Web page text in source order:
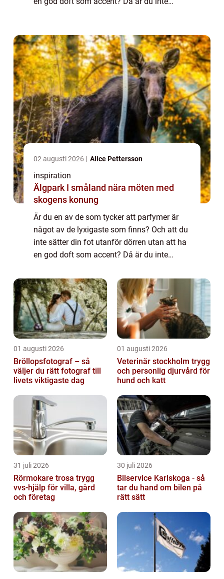
02 augusti 2026 Alice Pettersson
inspiration
Älgpark I småland nära möten med
skogens konung
Är du en av de som tycker att parfymer är
något av de lyxigaste som finns? Och att du
inte sätter din fot utanför dörren utan att ha
en god doft som accent? Då är du inte
som lika viktigt som de klädesplagg s...
01 augusti 2026
Bröllopsfotograf – så
väljer du rätt fotograf till
livets viktigaste dag
01 augusti 2026
Veterinär stockholm trygg
och personlig djurvård för
hund och katt
31 juli 2026
Rörmokare trosa trygg
vvs-hjälp för villa, gård
och företag
30 juli 2026
Bilservice Karlskoga - så
tar du hand om bilen på
rätt sätt